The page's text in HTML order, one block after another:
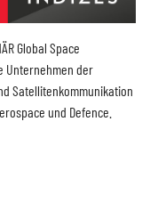
Global Space
Unternehmen der
Satellitenkommunikation
und Defence.